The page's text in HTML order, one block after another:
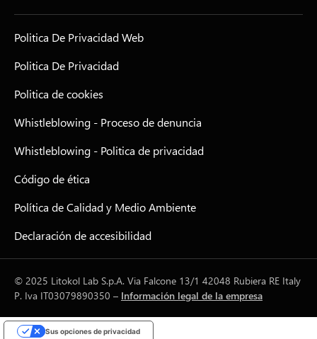
Politica De Privacidad Web
Politica De Privacidad
Politica de cookies
Whistleblowing - Proceso de denuncia
Whistleblowing - Politica de privacidad
Código de ética
Política de Calidad y Medio Ambiente
Declaración de accesibilidad
© 2025 Litokol Lab S.p.A. Via Falcone 13/1 42048 Rubiera RE Italy
P. Iva IT03079890350 – Información legal de la empresa
Sus opciones de privacidad